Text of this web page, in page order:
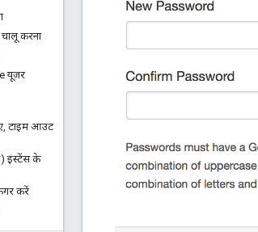
करना
यूज़र
, टाइम आउट
इंस्टेंस के
करें